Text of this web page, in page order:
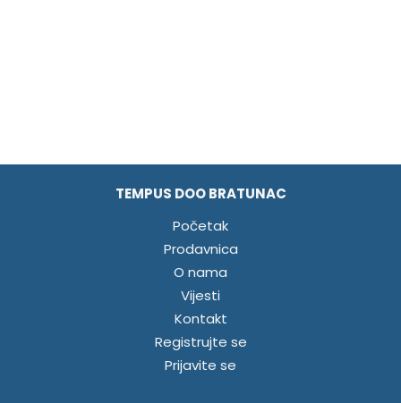
TEMPUS DOO BRATUNAC
Početak
Prodavnica
O nama
Vijesti
Kontakt
Registrujte se
Prijavite se